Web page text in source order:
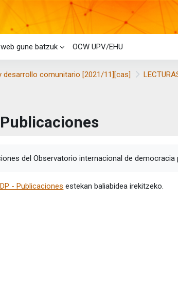
gune batzuk OCW UPV/EHU
desarrollo comunitario [2021/11][cas]
del Observatorio internacional de democracia
- Publicaciones estekan baliabidea irekitzeko.